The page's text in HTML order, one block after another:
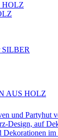
HOLZ
SILBER
AUS HOLZ